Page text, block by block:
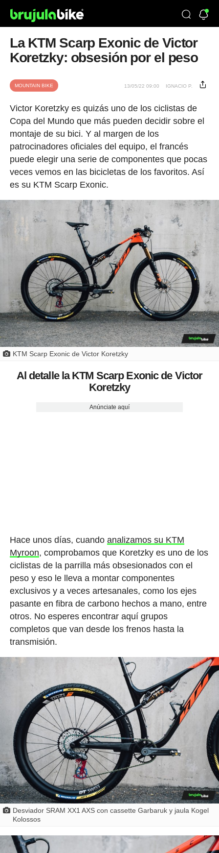
La KTM Scarp Exonic de Victor
Koretzky: obsesión por el peso
MOUNTAIN BIKE 13/05/22 09:00 IGNACIO P.
Victor Koretzky es quizás uno de los ciclistas de
Copa del Mundo que más pueden decidir sobre el
montaje de su bici. Y al margen de los
patrocinadores oficiales del equipo, el francés
puede elegir una serie de componentes que pocas
veces vemos en las bicicletas de los favoritos. Así
es su KTM Scarp Exonic.
KTM Scarp Exonic de Victor Koretzky
Al detalle la KTM Scarp Exonic de Victor
Koretzky
Anúnciate aquí
Hace unos días, cuando analizamos su KTM
Myroon, comprobamos que Koretzky es uno de los
ciclistas de la parrilla más obsesionados con el
peso y eso le lleva a montar componentes
exclusivos y a veces artesanales, como los ejes
pasante en fibra de carbono hechos a mano, entre
otros. No esperes encontrar aquí grupos
completos que van desde los frenos hasta la
transmisión.
Desviador SRAM XX1 AXS con cassette Garbaruk y jaula Kogel
Kolossos